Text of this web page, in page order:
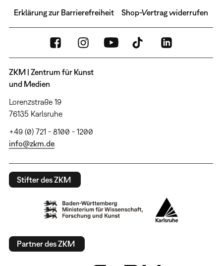
Erklärung zur Barrierefreiheit Shop-Vertrag widerrufen
ZKM | Zentrum für Kunst
und Medien
Lorenzstraße 19
76135 Karlsruhe
+49 (0) 721 - 8100 - 1200
info@zkm.de
Stifter des ZKM
Partner des ZKM